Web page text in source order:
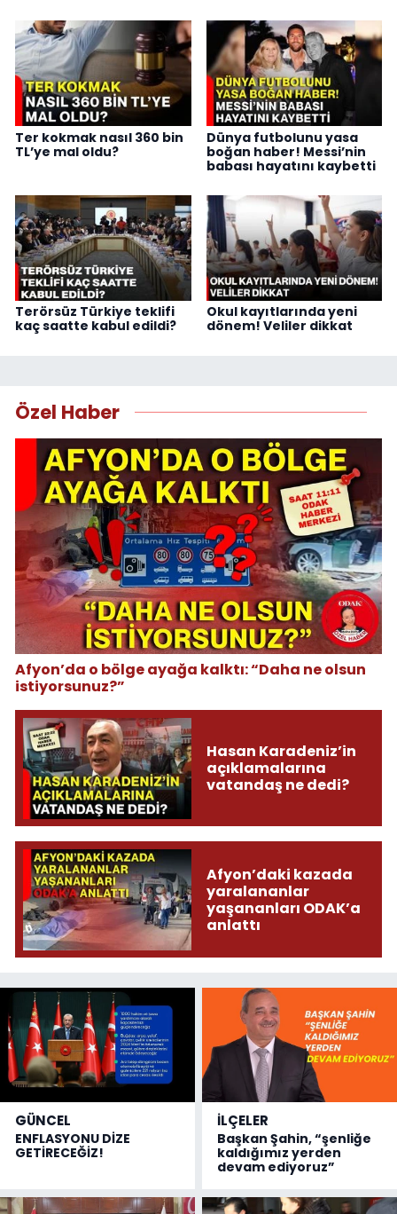
Ter kokmak nasıl 360 bin
TL’ye mal oldu?
Dünya futbolunu yasa
boğan haber! Messi’nin
babası hayatını kaybetti
Terörsüz Türkiye teklifi
kaç saatte kabul edildi?
Okul kayıtlarında yeni
dönem! Veliler dikkat
Özel Haber
Afyon’da o bölge ayağa kalktı: “Daha ne olsun
istiyorsunuz?”
Hasan Karadeniz’in
açıklamalarına
vatandaş ne dedi?
Afyon’daki kazada
yaralananlar
yaşananları ODAK’a
anlattı
GÜNCEL
ENFLASYONU DİZE
GETİRECEĞİZ!
İLÇELER
Başkan Şahin, “şenliğe
kaldığımız yerden
devam ediyoruz”